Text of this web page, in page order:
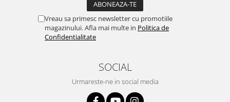
Vreau sa primesc newsletter cu promotiile
magazinului. Afla mai multe in Politica de
Confidentialitate
SOCIAL
Urmareste-ne in social media